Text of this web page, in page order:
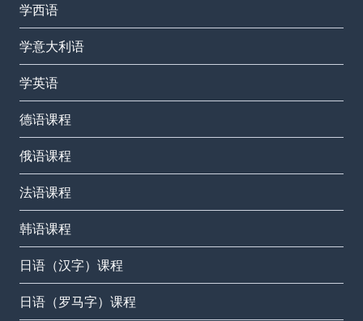
学西语
学意大利语
学英语
德语课程
俄语课程
法语课程
韩语课程
日语（汉字）课程
日语（罗马字）课程